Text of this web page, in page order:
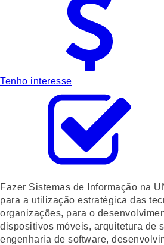
Tenho interesse
Fazer Sistemas de Informação na
para a utilização estratégica das
organizações, para o
dispositivos móveis, arquitetura de
engenharia de software,